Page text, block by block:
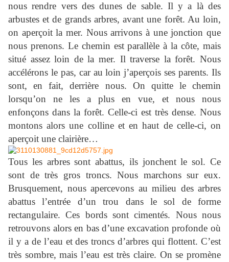
nous rendre vers des dunes de sable. Il y a là des
arbustes et de grands arbres, avant une forêt. Au loin,
on aperçoit la mer. Nous arrivons à une jonction que
nous prenons. Le chemin est parallèle à la côte, mais
situé assez loin de la mer. Il traverse la forêt. Nous
accélérons le pas, car au loin j’aperçois ses parents. Ils
sont, en fait, derrière nous. On quitte le chemin
lorsqu’on ne les a plus en vue, et nous nous
enfonçons dans la forêt. Celle-ci est très dense. Nous
montons alors une colline et en haut de celle-ci, on
aperçoit une clairière…
Tous les arbres sont abattus, ils jonchent le sol. Ce
sont de très gros troncs. Nous marchons sur eux.
Brusquement, nous apercevons au milieu des arbres
abattus l’entrée d’un trou dans le sol de forme
rectangulaire. Ces bords sont cimentés. Nous nous
retrouvons alors en bas d’une excavation profonde où
il y a de l’eau et des troncs d’arbres qui flottent. C’est
très sombre, mais l’eau est très claire. On se promène